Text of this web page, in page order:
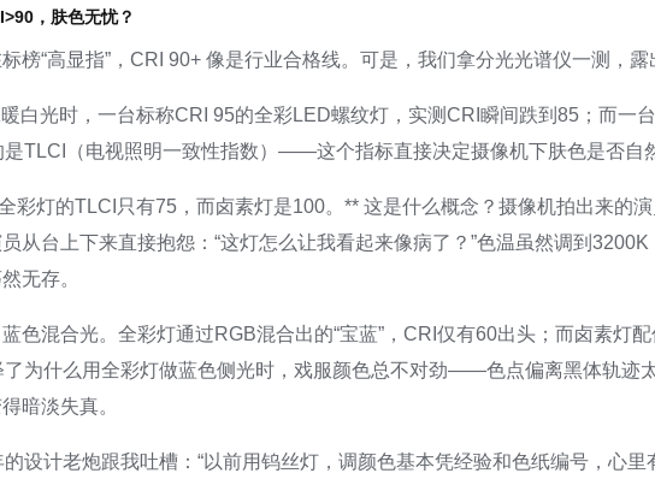
，肤色无忧？
榜“高显指”，CRI 90+ 像是行业合格线。可是，我们拿分光光谱仪一测，露
白光时，一台标称CRI 95的全彩LED螺纹灯，实测CRI瞬间跌到85；而一
TLCI（电视照明一致性指数）——这个指标直接决定摄像机下肤色是否自
彩灯的TLCI只有75，而卤素灯是100。** 这是什么概念？摄像机拍出来的
从台上下来直接抱怨：“这灯怎么让我看起来像病了？”色温虽然调到
无存。
色混合光。全彩灯通过RGB混合出的“宝蓝”，CRI仅有60出头；而卤素灯
为什么用全彩灯做蓝色侧光时，戏服颜色总不对劲——色点偏离黑体轨迹
暗淡失真。
设计老炮跟我吐槽：“以前用钨丝灯，调颜色基本凭经验和色纸编号，心